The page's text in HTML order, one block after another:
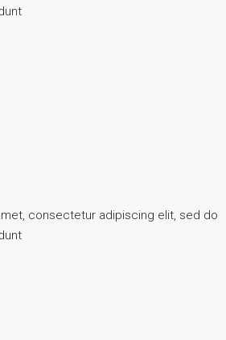
consectetur adipiscing elit, sed do